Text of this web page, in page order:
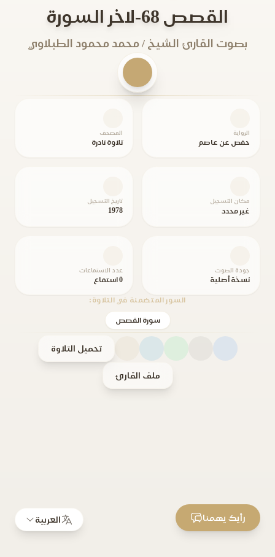
القصص 68-لاخر السورة
بصوت القارئ الشيخ / محمد محمود الطبلاوي
الرواية
حفص عن عاصم
المصحف
تلاوة نادرة
مكان التسجيل
غير محدد
تاريخ التسجيل
1978
جودة الصوت
نسخة أصلية
عدد الاستماعات
0 استماع
السور المتضمنة في التلاوة:
سورة القصص
تحميل التلاوة
ملف القارئ
العربية رأيك يهمنا